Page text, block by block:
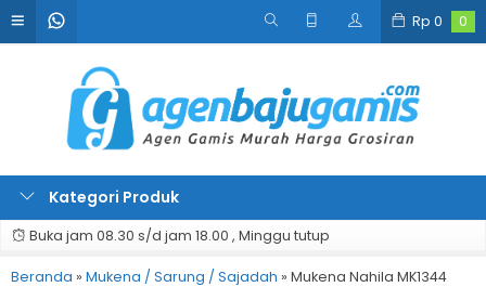
Rp 0 0
Kategori Produk
Buka jam 08.30 s/d jam 18.00 , Minggu tutup
Beranda » Mukena / Sarung / Sajadah » Mukena Nahila MK1344